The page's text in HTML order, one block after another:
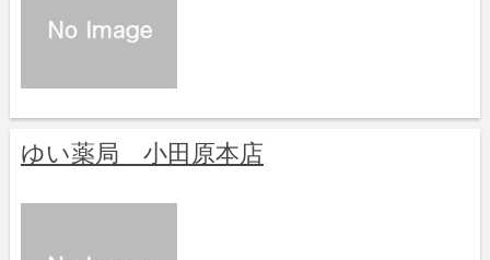
ゆい薬局 小田原本店